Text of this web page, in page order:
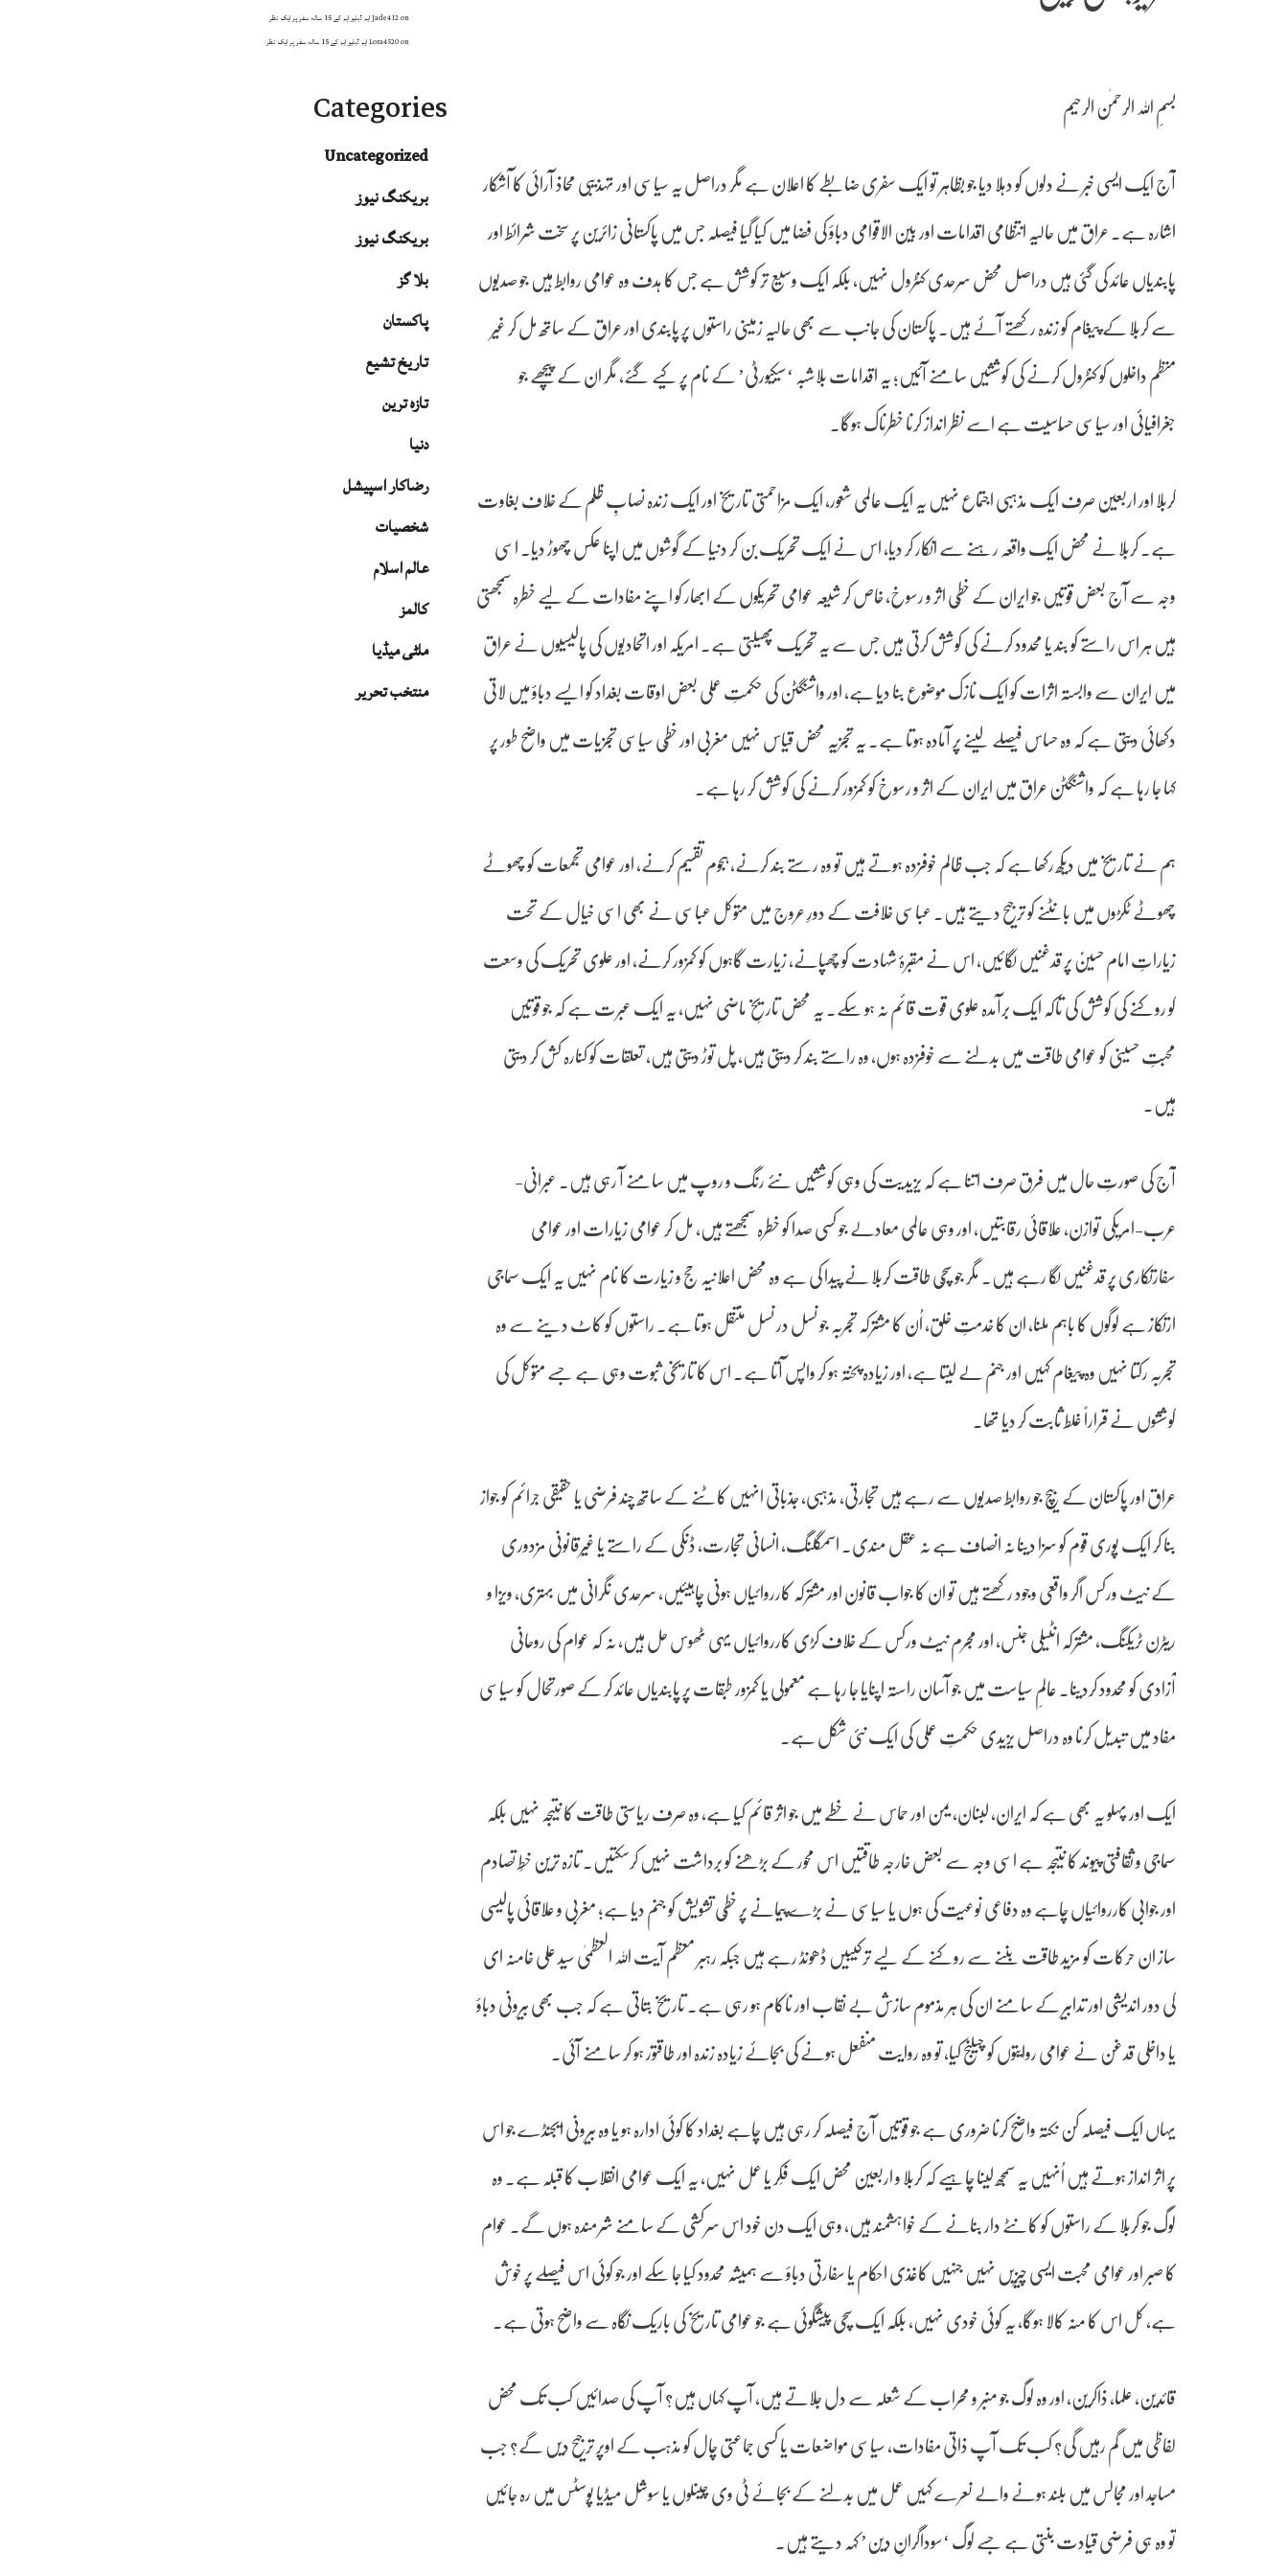
Jade412on
ایم ڈبلیو ایم کے 15 سالہ سفر پر ایک نظر
Lora4520on ایم ڈبلیو ایم کے 15 سالہ سفر پر ایک نظر
Categories
Uncategorized
بریکنگ نیوز
بریکنگ نیوز
بلا گز
پاکستان
تاریخ تشیع
تازہ ترین
دنیا
رضاکار اسپیشل
شخصیات
عالم اسلام
کالمز
ملٹی میڈیا
منتخب تحریر
بسمِ اللہ الرحمٰن الرحیم
آج ایک ایسی خبر نے دلوں کو دہلا دیا جو بظاہر تو ایک سفری ضابطے کا اعلان ہے مگر دراصل یہ سیاسی اور تہذیبی محاذ آرائی کا آشکار
اشارہ ہے۔ عراق میں حالیہ انتظامی اقدامات اور بین الاقوامی دباؤ کی فضا میں کیا گیا فیصلہ جس میں پاکستانی زائرین پر سخت شرائط اور
پابندیاں عائد کی گئی ہیں دراصل محض سرحدی کنٹرول نہیں، بلکہ ایک وسیع تر کوشش ہے جس کا ہدف وہ عوامی روابط ہیں جو صدیوں
سے کربلا کے پیغام کو زندہ رکھتے آئے ہیں۔ پاکستان کی جانب سے بھی حالیہ زمینی راستوں پر پابندی اور عراق کے ساتھ مل کر غیر
منظم داخلوں کو کنٹرول کرنے کی کوششیں سامنے آئیں؛ یہ اقدامات بلاشبہ ‘سیکیورٹی’ کے نام پر کیے گئے، مگر ان کے پیچھے جو
جغرافیائی اور سیاسی حسّاسیت ہے اسے نظر انداز کرنا خطرناک ہوگا۔
کربلا اور اربعین صرف ایک مذہبی اجتماع نہیں یہ ایک عالمی شعور، ایک مزاحمتی تاریخ اور ایک زندہ نصابِ ظلم کے خلاف بغاوت
ہے۔ کربلا نے محض ایک واقعہ رہنے سے انکار کر دیا، اس نے ایک تحریک بن کر دنیا کے گوشوں میں اپنا عکس چھوڑ دیا۔ اسی
وجہ سے آج بعض قوتیں جو ایران کے خطّی اثر و رسوخ، خاص کر شیعہ عوامی تحریکوں کے ابھار کو اپنے مفادات کے لیے خطرہ سمجھتی
ہیں ہر اس راستے کو بند یا محدود کرنے کی کوشش کرتی ہیں جس سے یہ تحریک پھیلتی ہے۔ امریکہ اور اتحادیوں کی پالیسیوں نے عراق
میں ایران سے وابستہ اثرات کو ایک نازک موضوع بنا دیا ہے، اور واشنگٹن کی حکمتِ عملی بعض اوقات بغداد کو ایسے دباؤ میں لاتی
دکھائی دیتی ہے کہ وہ حساس فیصلے لینے پر آمادہ ہوتا ہے۔ یہ تجزیہ محض قیاس نہیں مغربی اور خطّی سیاسی تجزیات میں واضح طور پر
کہا جا رہا ہے کہ واشنگٹن عراق میں ایران کے اثر و رسوخ کو کمزور کرنے کی کوشش کر رہا ہے۔
ہم نے تاریخ میں دیکھ رکھا ہے کہ جب ظالم خوفزدہ ہوتے ہیں تو وہ رستے بند کرنے، ہجوم تقسیم کرنے، اور عوامی تجمعات کو چھوٹے
چھوٹے ٹکڑوں میں بانٹنے کو ترجیح دیتے ہیں۔ عباسی خلافت کے دورِ عروج میں متوکل عباسی نے بھی اسی خیال کے تحت
زیاراتِ امام حسینؑ پر قدغنیں لگائیں، اس نے مقبرۂ شہادت کو چھپانے، زیارت گاہوں کو کمزور کرنے، اور علوی تحریک کی وسعت
کو روکنے کی کوشش کی تاکہ ایک برآمدہ علوی قوت قائم نہ ہو سکے۔ یہ محض تاریخِ ماضی نہیں، یہ ایک عبرت ہے کہ جو قوتیں
محبتِ حسینی کو عوامی طاقت میں بدلنے سے خوفزدہ ہوں، وہ راستے بند کر دیتی ہیں، پل توڑ دیتی ہیں، تعلقات کو کنارہ کش کر دیتی
ہیں۔
آج کی صورتِ حال میں فرق صرف اتنا ہے کہ یزیدیت کی وہی کوششیں نئے رنگ و روپ میں سامنے آ رہی ہیں۔ عبرانی-
عرب-امریکی توازن، علاقائی رقابتیں، اور وہی عالمی معادلے جو کسی صدا کو خطرہ سمجھتے ہیں، مل کر عوامی زیارات اور عوامی
سفارتکاری پر قدغنیں لگا رہے ہیں۔ مگر جو سچّی طاقت کربلا نے پیدا کی ہے وہ محض اعلانیہ حج و زیارت کا نام نہیں یہ ایک سماجی
ارتکاز ہے لوگوں کا باہم ملنا، ان کا خدمتِ خلق، اُن کا مشترکہ تجربہ جو نسل در نسل منتقل ہوتا ہے۔ راستوں کو کاٹ دینے سے وہ
تجربہ رکتا نہیں وہ پیغام کہیں اور جنم لے لیتا ہے، اور زیادہ پختہ ہو کر واپس آتا ہے۔ اس کا تاریخی ثبوت وہی ہے جسے متوکل کی
کوششوں نے قراراً غلط ثابت کر دیا تھا۔
عراق اور پاکستان کے بیچ جو روابط صدیوں سے رہے ہیں تجارتی، مذہبی، جذباتی انہیں کاٹنے کے ساتھ چند فرضی یا حقیقی جرائم کو جواز
بنا کر ایک پوری قوم کو سزا دینا نہ انصاف ہے نہ عقل مندی۔ اسمگلنگ، انسانی تجارت، ڈنکی کے راستے یا غیرقانونی مزدوری
کے نیٹ ورکس اگر واقعی وجود رکھتے ہیں تو ان کا جواب قانون اور مشترکہ کارروائیاں ہونی چاہیئیں، سرحدی نگرانی میں بہتری، ویزا و
ریٹرن ٹریکنگ، مشترکہ انٹیلی جنس، اور مجرم نیٹ ورکس کے خلاف کڑی کارروائیاں یہی ٹھوس حل ہیں، نہ کہ عوام کی روحانی
آزادی کو محدود کردینا۔ عالمِ سیاست میں جو آسان راستہ اپنایا جا رہا ہے معمولی یا کمزور طبقات پر پابندیاں عائد کر کے صورتحال کو سیاسی
مفاد میں تبدیل کرنا وہ دراصل یزیدی حکمتِ عملی کی ایک نئی شکل ہے۔
ایک اور پہلو یہ بھی ہے کہ ایران، لبنان، یمن اور حماس نے خطّے میں جو اثر قائم کیا ہے، وہ صرف ریاستی طاقت کا نتیجہ نہیں بلکہ
سماجی و ثقافتی پیوند کا نتیجہ ہے اسی وجہ سے بعض خارجہ طاقتیں اس محور کے بڑھنے کو برداشت نہیں کرسکتیں۔ تازہ ترین خطِ تصادم
اور جوابی کارروائیاں چاہے وہ دفاعی نوعیت کی ہوں یا سیاسی نے بڑے پیمانے پر خطّی تشویش کو جنم دیا ہے؛ مغربی و علاقائی پالیسی
ساز ان حرکات کو مزید طاقت بننے سے روکنے کے لیے ترکیبیں ڈھونڈ رہے ہیں جبکہ رہبر معظم آیت اللہ العظمیٰ سید علی خامنہ ای
کی دور اندیشی اور تدابیر کے سامنے ان کی ہر مذموم سازش بے نقاب اور ناکام ہو رہی ہے۔ تاریخ بتاتی ہے کہ جب بھی بیرونی دباؤ
یا داخلی قدغن نے عوامی روایتوں کو چیلنج کیا، تو وہ روایت منفعل ہونے کی بجائے زیادہ زندہ اور طاقتور ہو کر سامنے آئی۔
یہاں ایک فیصلہ کن نکتہ واضح کرنا ضروری ہے جو قوتیں آج فیصلہ کر رہی ہیں چاہے بغداد کا کوئی ادارہ ہو یا وہ بیرونی ایجنڈے جو اس
پر اثر انداز ہوتے ہیں اُنہیں یہ سمجھ لینا چاہیے کہ کربلا و اربعین محض ایک فِکر یا عمل نہیں، یہ ایک عوامی انقلاب کا قبلہ ہے۔ وہ
لوگ جو کربلا کے راستوں کو کانٹے دار بنانے کے خواہشمند ہیں، وہی ایک دن خود اس سرکشی کے سامنے شرمندہ ہوں گے۔ عوام
کا صبر اور عوامی محبت ایسی چیزیں نہیں جنہیں کاغذی احکام یا سفارتی دباؤ سے ہمیشہ محدود کیا جا سکے اور جو کوئی اس فیصلے پر خوش
ہے، کل اس کا منہ کالا ہوگا، یہ کوئی خودی نہیں، بلکہ ایک سچی پیشگوئی ہے جو عوامی تاریخ کی باریک نگاہ سے واضح ہوتی ہے۔
قائدین، علما، ذاکرین، اور وہ لوگ جو منبر و محراب کے شعلہ سے دل جلاتے ہیں، آپ کہاں ہیں؟ آپ کی صدائیں کب تک محض
لفاظی میں گم رہیں گی؟ کب تک آپ ذاتی مفادات، سیاسی مواضعات یا کسی جماعتی چال کو مذہب کے اوپر ترجیح دیں گے؟ جب
مساجد اور مجالس میں بلند ہونے والے نعرے کہیں عمل میں بدلنے کے بجائے ٹی وی چینلوں یا سوشل میڈیا پوسٹس میں رہ جائیں
تو وہ ہی فرضی قیادت بنتی ہے جسے لوگ ‘سوداگرانِ دین’ کہہ دیتے ہیں۔